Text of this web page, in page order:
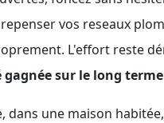
vos reseaux
L'effort reste
sur le long terme
dans une maison